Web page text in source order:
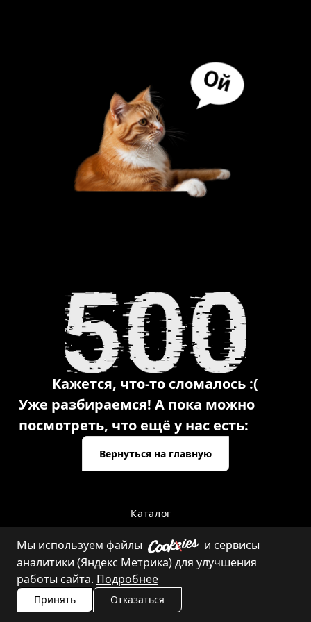
Кажется, что-то сломалось :(
Уже разбираемся! А пока можно
посмотреть, что ещё у нас есть:
Вернуться на главную
Каталог
Контакты
Мы используем файлы
и сервисы
аналитики (Яндекс Метрика) для улучшения
работы сайта. Подробнее
Принять Отказаться